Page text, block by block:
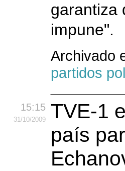
garantiza
impune".
Archivado
partidos
15:15
31/10/2009
TVE-1
país